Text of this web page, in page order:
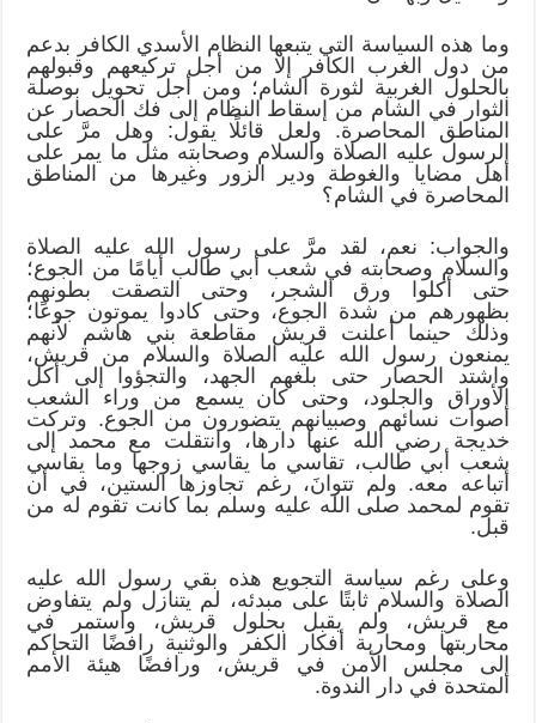
وما هذه السياسة التي يتبعها النظام الأسدي الكافر بدعم
من دول الغرب الكافر إلا من أجل تركيعهم وقبولهم
بالحلول الغربية لثورة الشام؛ ومن أجل تحويل بوصلة
الثوار في الشام من إسقاط النظام إلى فك الحصار عن
المناطق المحاصرة. ولعل قائلًا يقول: وهل مرَّ على
الرسول عليه الصلاة والسلام وصحابته مثل ما يمر على
أهل مضايا والغوطة ودير الزور وغيرها من المناطق
المحاصرة في الشام؟
والجواب: نعم، لقد مرَّ على رسول الله عليه الصلاة
والسلام وصحابته في شعب أبي طالب أيامًا من الجوع؛
حتى أكلوا ورق الشجر، وحتى التصقت بطونهم
بظهورهم من شدة الجوع، وحتى كادوا يموتون جوعًا؛
وذلك حينما أعلنت قريش مقاطعة بني هاشم لأنهم
يمنعون رسول الله عليه الصلاة والسلام من قريش،
واشتد الحصار حتى بلغهم الجهد، والتجؤوا إلى أكل
الأوراق والجلود، وحتى كان يسمع من وراء الشعب
أصوات نسائهم وصبيانهم يتضورون من الجوع. وتركت
خديجة رضي الله عنها دارها، وانتقلت مع محمد إلى
شعب أبي طالب، تقاسي ما يقاسي زوجها وما يقاسي
أتباعه معه. ولم تتوانَ، رغم تجاوزها الستين، في أن
تقوم لمحمد صلى الله عليه وسلم بما كانت تقوم له من
قبل.
وعلى رغم سياسة التجويع هذه بقي رسول الله عليه
الصلاة والسلام ثابتًا على مبدئه، لم يتنازل ولم يتفاوض
مع قريش، ولم يقبل بحلول قريش، واستمر في
محاربتها ومحاربة أفكار الكفر والوثنية رافضًا التحاكم
إلى مجلس الأمن في قريش، ورافضًا هيئة الأمم
المتحدة في دار الندوة.